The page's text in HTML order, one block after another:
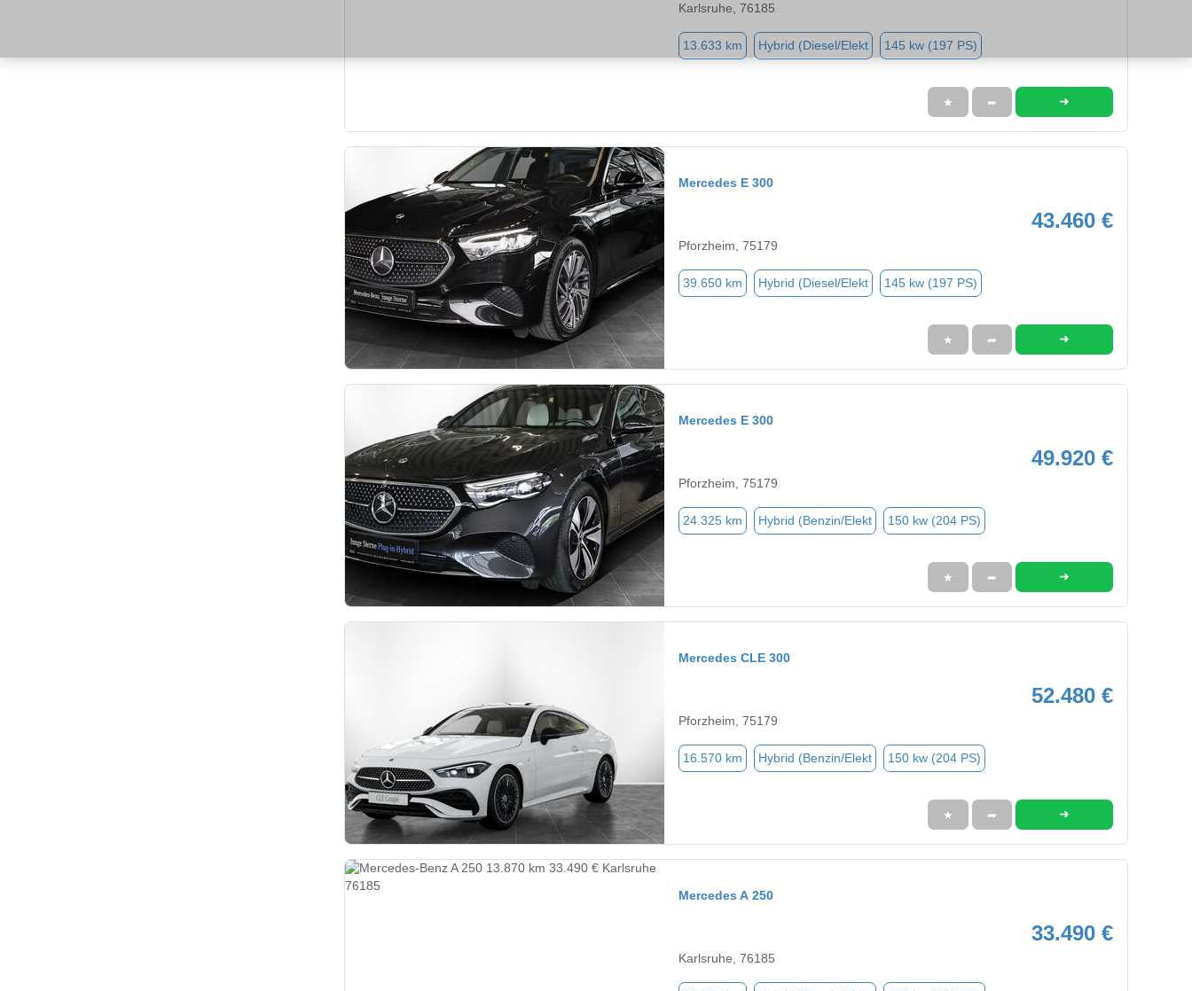
Karlsruhe, 76185
13.633 km Hybrid (Diesel/Elekt 145 kw (197 PS)
★ ➦ ➜
Mercedes E 300
43.460 €
Pforzheim, 75179
39.650 km Hybrid (Diesel/Elekt 145 kw (197 PS)
★ ➦ ➜
Mercedes E 300
49.920 €
Pforzheim, 75179
24.325 km Hybrid (Benzin/Elekt 150 kw (204 PS)
★ ➦ ➜
Mercedes CLE 300
52.480 €
Pforzheim, 75179
16.570 km Hybrid (Benzin/Elekt 150 kw (204 PS)
★ ➦ ➜
Mercedes A 250
33.490 €
Karlsruhe, 76185